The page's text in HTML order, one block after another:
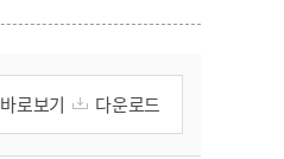
바로보기 다운로드